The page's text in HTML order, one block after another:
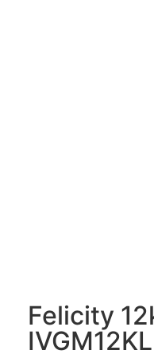
Felicity